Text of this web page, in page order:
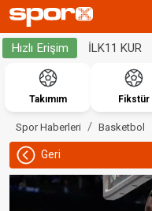
Hızlı Erişim İLK11 KUR
Takımım Fikstür
Spor Haberleri Basketbol
Geri